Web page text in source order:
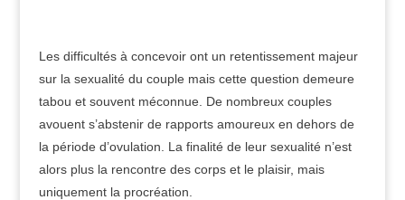
Les difficultés à concevoir ont un retentissement majeur
sur la sexualité du couple mais cette question demeure
tabou et souvent méconnue. De nombreux couples
avouent s’abstenir de rapports amoureux en dehors de
la période d’ovulation. La finalité de leur sexualité n’est
alors plus la rencontre des corps et le plaisir, mais
uniquement la procréation.